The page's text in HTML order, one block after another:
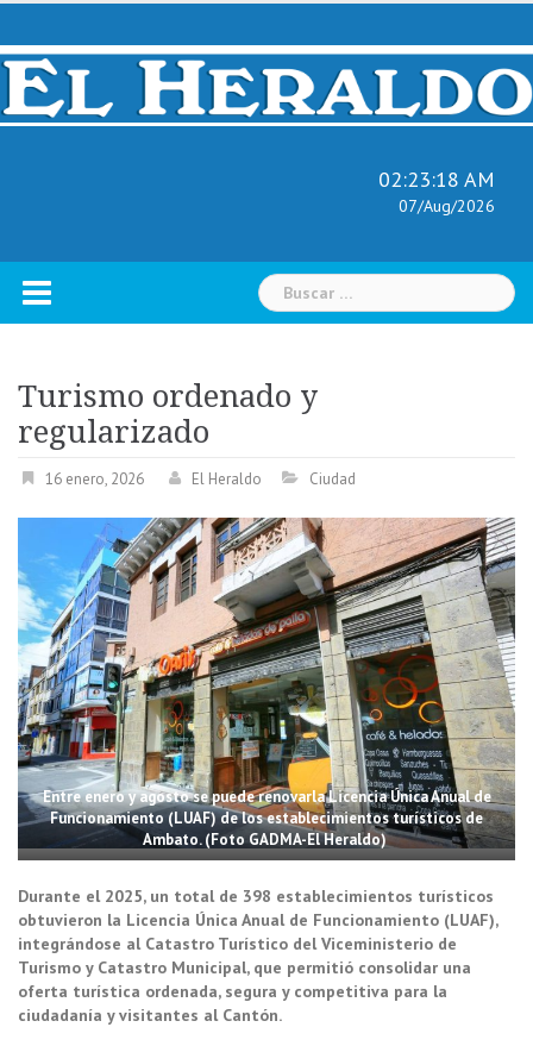
Skip
content
02:23:19 AM
07/Aug/2026
Buscar:
Turismo ordenado y
regularizado
16 enero, 2026 El Heraldo Ciudad
Entre enero y agosto se puede renovarla Licencia Única Anual de
Funcionamiento (LUAF) de los establecimientos turísticos de
Ambato. (Foto GADMA-El Heraldo)
Durante el 2025, un total de 398 establecimientos turísticos
obtuvieron la Licencia Única Anual de Funcionamiento (LUAF),
integrándose al Catastro Turístico del Viceministerio de
Turismo y Catastro Municipal, que permitió consolidar una
oferta turística ordenada, segura y competitiva para la
ciudadanía y visitantes al Cantón.